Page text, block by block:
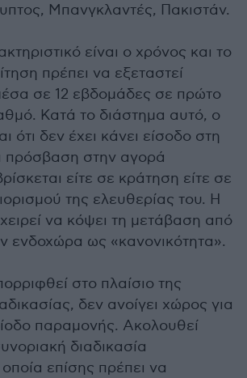
Μπανγκλαντές, Πακιστάν.
είναι ο χρόνος και το
πρέπει να εξεταστεί
σε 12 εβδομάδες σε πρώτο
Κατά το διάστημα αυτό, ο
ότι δεν έχει κάνει είσοδο στη
πρόσβαση στην αγορά
είτε σε κράτηση είτε σε
της ελευθερίας του. Η
να κόψει τη μετάβαση από
ενδοχώρα ως «κανονικότητα».
στο πλαίσιο της
δεν ανοίγει χώρος για
παραμονής. Ακολουθεί
διαδικασία
επίσης πρέπει να